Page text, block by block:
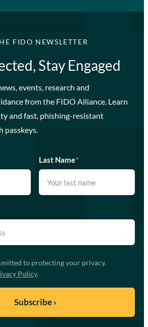
FIDO NEWSLETTER
Stay Engaged
events, research and
from the FIDO Alliance. Learn
and fast, phishing-resistant
Last Name*
to protecting your privacy.
Policy.